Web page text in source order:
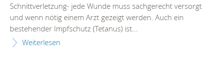
Schnittverletzung- jede Wunde muss sachgerecht versorgt
und wenn nötig einem Arzt gezeigt werden. Auch ein
bestehender Impfschutz (Tetanus) ist...
Weiterlesen